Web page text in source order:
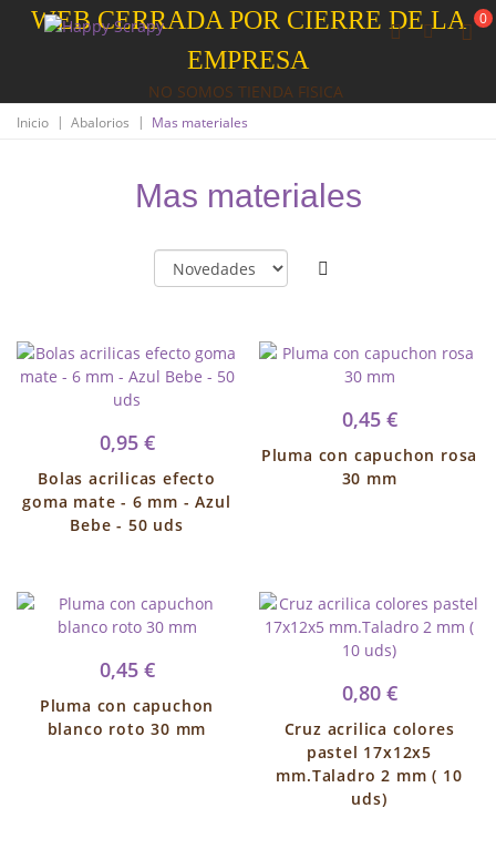
WEB CERRADA POR CIERRE DE LA
EMPRESA
NO SOMOS TIENDA FISICA
0
Inicio | Abalorios | Mas materiales
Mas materiales
0,95 €
Bolas acrilicas efecto
goma mate - 6 mm - Azul
Bebe - 50 uds
0,45 €
Pluma con capuchon rosa
30 mm
0,45 €
Pluma con capuchon
blanco roto 30 mm
0,80 €
Cruz acrilica colores
pastel 17x12x5
mm.Taladro 2 mm ( 10
uds)